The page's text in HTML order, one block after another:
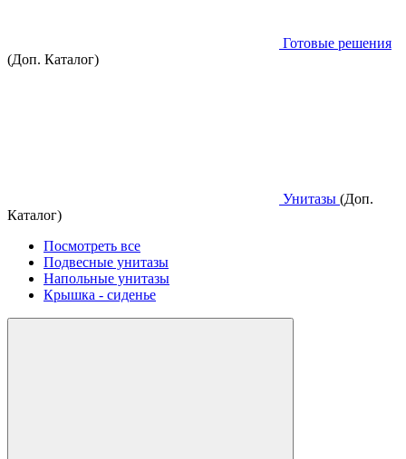
Готовые решения
(Доп. Каталог)
Унитазы (Доп.
Каталог)
Посмотреть все
Подвесные унитазы
Напольные унитазы
Крышка - сиденье